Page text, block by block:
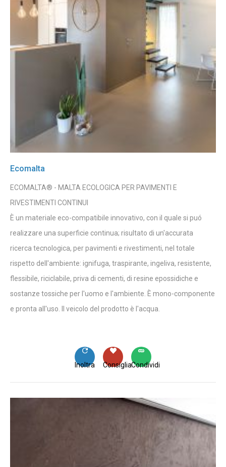
Ecomalta
ECOMALTA® - MALTA ECOLOGICA PER PAVIMENTI E
RIVESTIMENTI CONTINUI
È un materiale eco-compatibile innovativo, con il quale si puó
realizzare una superficie continua; risultato di un'accurata
ricerca tecnologica, per pavimenti e rivestimenti, nel totale
rispetto dell'ambiente: ignifuga, traspirante, ingeliva, resistente,
flessibile, riciclabile, priva di cementi, di resine epossidiche e
sostanze tossiche per l'uomo e l'ambiente. È mono-componente
e pronta all'uso. Il veicolo del prodotto è l'acqua.
Condividi
Consiglia
Inoltra